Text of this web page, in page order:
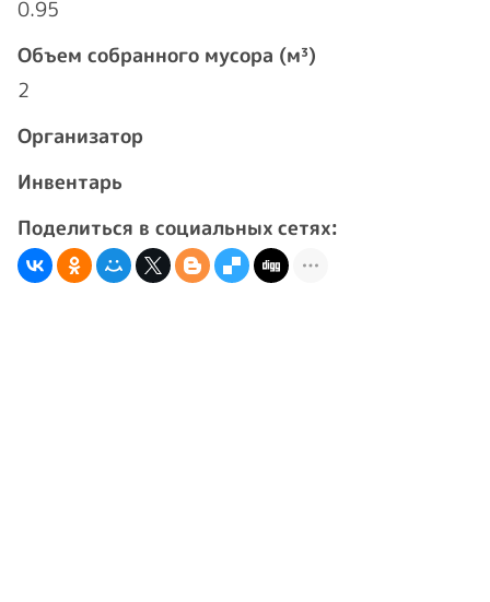
0.95
Объем собранного мусора (м³)
2
Организатор
Инвентарь
Поделиться в социальных сетях: